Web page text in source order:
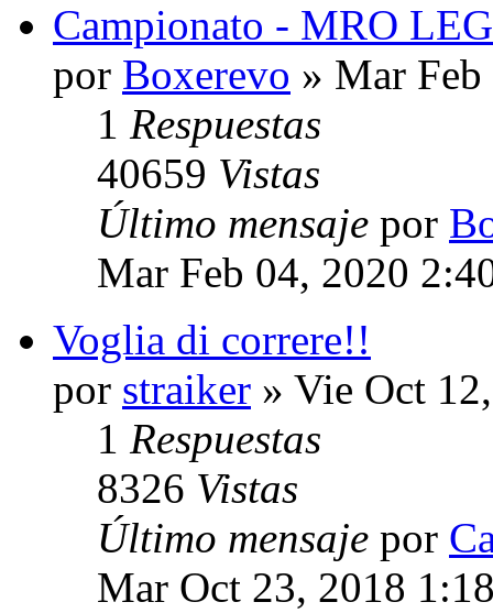
Campionato - MRO
por Boxerevo » Mar
1 Respuestas
40659 Vistas
Último mensaje por
Mar Feb 04, 2020
Voglia di correre!!
por straiker » Vie Oct
1 Respuestas
8326 Vistas
Último mensaje por
Mar Oct 23, 2018